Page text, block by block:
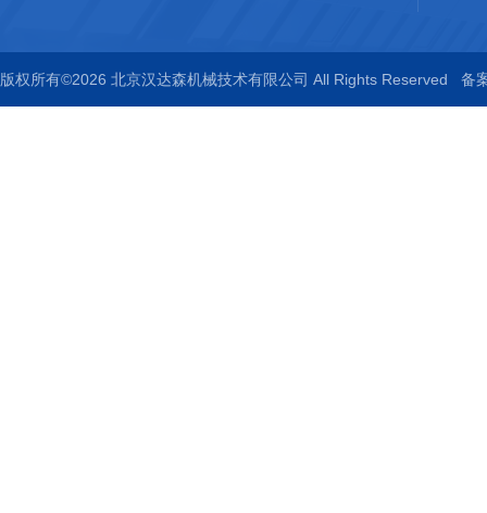
版权所有©2026 北京汉达森机械技术有限公司 All Rights Reserved 备